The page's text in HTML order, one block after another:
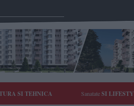
SI TEHNICA SanatateSI